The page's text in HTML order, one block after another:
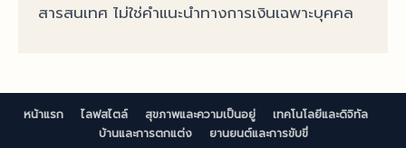
สารสนเทศ ไม่ใช่คำแนะนำทางการเงินเฉพาะบุคคล
หน้าแรก ไลฟสไตล์ สุขภาพและความเป็นอยู่
เทคโนโลยีและดิจิทัล
บ้านและการตกแต่ง
ยานยนต์และการขับขี่